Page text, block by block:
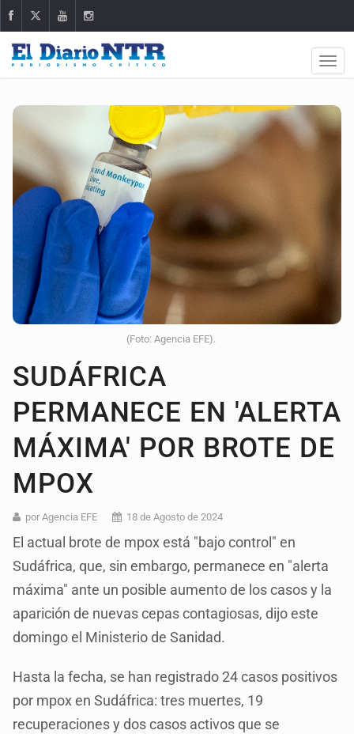
(Foto: Agencia EFE).
SUDÁFRICA
PERMANECE EN 'ALERTA
MÁXIMA' POR BROTE DE
MPOX
por Agencia EFE 18 de Agosto de 2024
El actual brote de mpox está "bajo control" en
Sudáfrica, que, sin embargo, permanece en "alerta
máxima" ante un posible aumento de los casos y la
aparición de nuevas cepas contagiosas, dijo este
domingo el Ministerio de Sanidad.
Hasta la fecha, se han registrado 24 casos positivos
por mpox en Sudáfrica: tres muertes, 19
recuperaciones y dos casos activos que se